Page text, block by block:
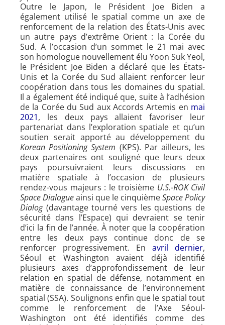
Outre le Japon, le Président Joe Biden a
également utilisé le spatial comme un axe de
renforcement de la relation des États-Unis avec
un autre pays d’extrême Orient : la Corée du
Sud. A l’occasion d’un sommet le 21 mai avec
son homologue nouvellement élu Yoon Suk Yeol,
le Président Joe Biden a déclaré que les États-
Unis et la Corée du Sud allaient renforcer leur
coopération dans tous les domaines du spatial.
Il a également été indiqué que, suite à l’adhésion
de la Corée du Sud aux Accords Artemis en mai
2021, les deux pays allaient favoriser leur
partenariat dans l’exploration spatiale et qu’un
soutien serait apporté au développement du
Korean Positioning System (KPS). Par ailleurs, les
deux partenaires ont souligné que leurs deux
pays poursuivraient leurs discussions en
matière spatiale à l’occasion de plusieurs
rendez-vous majeurs : le troisième U.S.-ROK Civil
Space Dialogueainsi que le cinquièmeSpace Policy
Dialog(davantage tourné vers les questions de
sécurité dans l’Espace) qui devraient se tenir
d’ici la fin de l’année. À noter que la coopération
entre les deux pays continue donc de se
renforcer progressivement. En avril dernier,
Séoul et Washington avaient déjà identifié
plusieurs axes d’approfondissement de leur
relation en spatial de défense, notamment en
matière de connaissance de l’environnement
spatial (SSA). Soulignons enfin que le spatial tout
comme le renforcement de l’Axe Séoul-
Washington ont été identifiés comme des